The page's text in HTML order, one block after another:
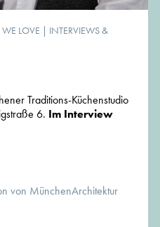
WE LOVE | INTERVIEWS &
Traditions-Küchenstudio
6. Im Interview
von MünchenArchitektur